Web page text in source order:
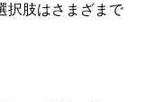
択肢はさまざまで